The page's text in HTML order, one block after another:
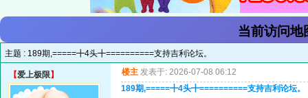
当前访问地
主题 : 189期,=====╋4头╋==========支持吉利论坛。
【爱上极限】 楼主 发表于: 2026-07-08 06:12
189期,=====╋4头╋==========支持吉利论坛。